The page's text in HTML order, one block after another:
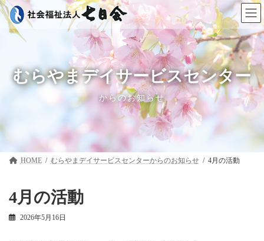
コ
ン
ナ
ビ
むらやまデイサービスセンター
からのお知らせ
HOME むらやまデイサービスセンター 4月の活動
4月の活動
2026年5月16日